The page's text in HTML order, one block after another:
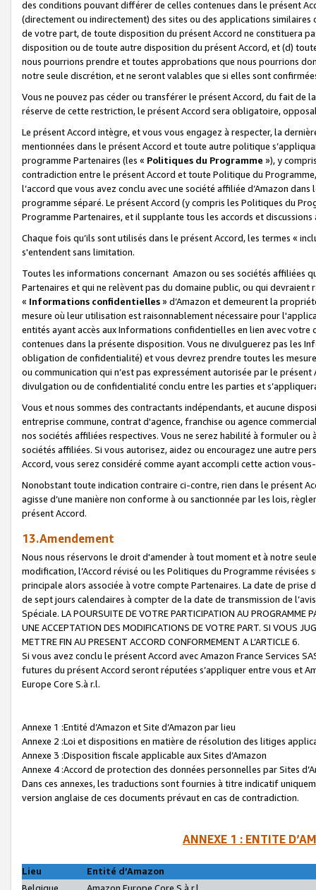
des conditions pouvant différer de celles contenues dans le présent
(directement ou indirectement) des sites ou des applications
de votre part, de toute disposition du présent Accord ne constituera
disposition ou de toute autre disposition du présent Accord, et (d)
nous pourrions prendre et toutes approbations que nous pourrions
notre seule discrétion, et ne seront valables que si elles sont
Vous ne pouvez pas céder ou transférer le présent Accord, du fait de
réserve de cette restriction, le présent Accord sera obligatoire,
Le présent Accord intègre, et vous vous engagez à respecter, la
mentionnées dans le présent Accord et toute autre politique
programme Partenaires (les « Politiques du Programme »), y
contradiction entre le présent Accord et toute Politique du
l’accord que vous avez conclu avec une société affiliée d’Amazon
programme séparé. Le présent Accord (y compris les Politiques du
Programme Partenaires, et il supplante tous les accords et discussions
Chaque fois qu’ils sont utilisés dans le présent Accord, les termes «
s'entendent sans limitation.
Toutes les informations concernant Amazon ou ses sociétés affiliées
Partenaires et qui ne relèvent pas du domaine public, ou qui
« Informations confidentielles» d’Amazon et demeurent la
mesure où leur utilisation est raisonnablement nécessaire pour
entités ayant accès aux Informations confidentielles en lien avec
contenues dans la présente disposition. Vous ne divulguerez pas les
obligation de confidentialité) et vous devrez prendre toutes les
ou communication qui n’est pas expressément autorisée par le
divulgation ou de confidentialité conclu entre les parties et
Vous et nous sommes des contractants indépendants, et aucune
entreprise commune, contrat d'agence, franchise ou agence
nos sociétés affiliées respectives. Vous ne serez habilité à formuler
sociétés affiliées. Si vous autorisez, aidez ou encouragez une autre
Accord, vous serez considéré comme ayant accompli cette action
Nonobstant toute indication contraire ci-contre, rien dans le présent
agisse d’une manière non conforme à ou sanctionnée par les lois,
présent Accord.
13.Amendement
Nous nous réservons le droit d'amender à tout moment et à notre
modification, l’Accord révisé ou les Politiques du Programme
principale alors associée à votre compte Partenaires. La date de
de sept jours calendaires à compter de la date de transmission de
Spéciale. LA POURSUITE DE VOTRE PARTICIPATION AU PROGRAMME
UNE ACCEPTATION DES MODIFICATIONS DE VOTRE PART. SI VOUS
METTRE FIN AU PRESENT ACCORD CONFORMEMENT A L’ARTICLE 6.
Si vous avez conclu le présent Accord avec Amazon France Services
futures du présent Accord seront réputées s’appliquer entre vous et
Europe Core S.à r.l.
Annexe 1 :Entité d’Amazon et Site d’Amazon par lieu
Annexe 2 :Loi et dispositions en matière de résolution des litiges
Annexe 3 :Disposition fiscale applicable aux Sites d’Amazon
Annexe 4 :Accord de protection des données personnelles par Sites
Dans ces annexes, les traductions sont fournies à titre indicatif
version anglaise de ces documents prévaut en cas de contradiction.
ANNEXE 1 : ENTITE
Lieu
Entité d’Amazon